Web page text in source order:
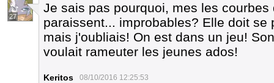
27
Je sais pas pourquoi, mes les
paraissent... improbables? Elle doit se
mais j'oubliais! On est dans un jeu!
voulait rameuter les jeunes ados!
Keritos 08/10/2016 12:25:53